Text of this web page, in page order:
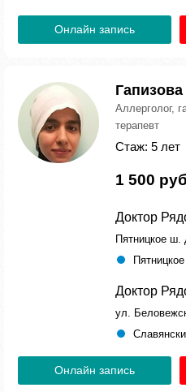
Онлайн запись
Аллерголог,
терапевт
Стаж: 5 лет
1 500
Доктор
Пятницкое ш.
Доктор
ул.
Онлайн запись